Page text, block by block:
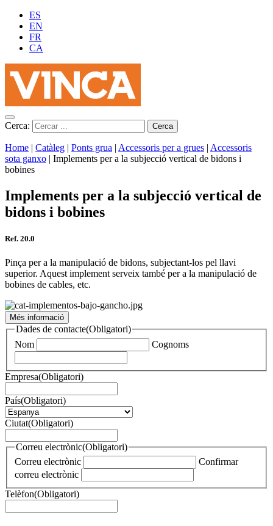
ES
EN
FR
CA
Cerca:
Home | Catàleg | Ponts grua | Accessoris per a grues | Accessoris
sota ganxo | Implements per a la subjecció vertical de bidons i
bobines
Implements per a la subjecció vertical de
bidons i bobines
Ref. 20.0
Pinça per a la manipulació de bidons, subjectant-los pel llavi
superior. Aquest implement serveix també per a la manipulació de
bobines de cables, etc.
Més informació
Dades de contacte(Obligatori)
Nom
Cognoms
Empresa(Obligatori)
País(Obligatori)
Ciutat(Obligatori)
Correu electrònic(Obligatori)
Correu electrònic
Confirmar
correu electrònic
Telèfon(Obligatori)